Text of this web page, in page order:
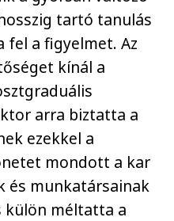
tartó tanulás
fel a figyelmet. Az
kínál a
arra biztatta a
ezekkel a
mondott a kar
és munkatársainak
külön méltatta a